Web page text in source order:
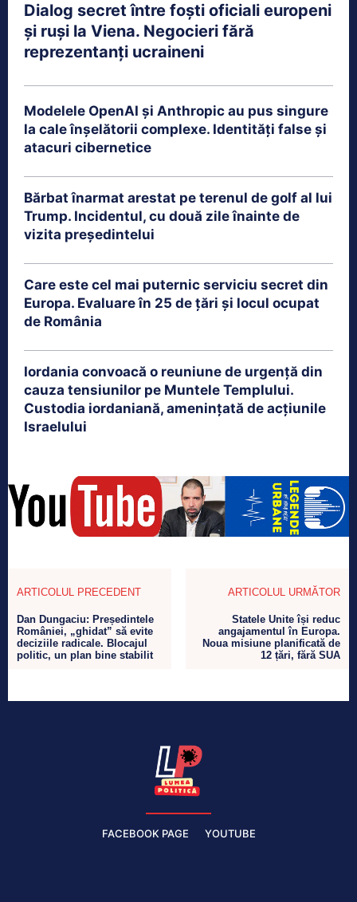
Dialog secret între foști oficiali europeni
și ruși la Viena. Negocieri fără
reprezentanți ucraineni
Modelele OpenAI și Anthropic au pus singure
la cale înșelătorii complexe. Identități false și
atacuri cibernetice
Bărbat înarmat arestat pe terenul de golf al lui
Trump. Incidentul, cu două zile înainte de
vizita președintelui
Care este cel mai puternic serviciu secret din
Europa. Evaluare în 25 de țări și locul ocupat
de România
Iordania convoacă o reuniune de urgență din
cauza tensiunilor pe Muntele Templului.
Custodia iordaniană, amenințată de acțiunile
Israelului
ARTICOLUL PRECEDENT
Dan Dungaciu: Președintele
României, „ghidat” să evite
deciziile radicale. Blocajul
politic, un plan bine stabilit
ARTICOLUL URMĂTOR
Statele Unite își reduc
angajamentul în Europa.
Noua misiune planificată de
12 țări, fără SUA
FACEBOOK PAGE YOUTUBE